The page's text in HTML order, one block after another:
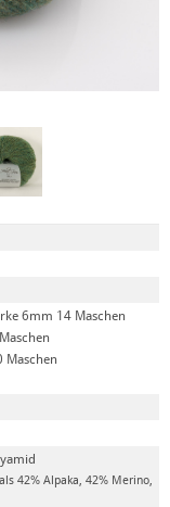
6mm 14 Maschen
Maschen
42% Alpaka, 42% Merino,